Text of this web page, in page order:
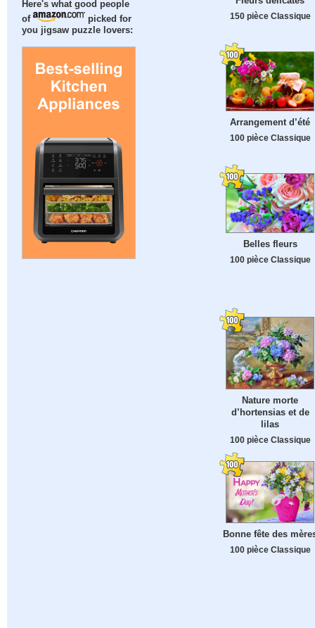
Here's what good people
of
picked for
you jigsaw puzzle lovers:
150 pièce Classique
Arrangement d’été
100 pièce Classique
Belles fleurs
100 pièce Classique
Nature morte
d’hortensias et de
lilas
100 pièce Classique
Bonne fête des
100 pièce Classique